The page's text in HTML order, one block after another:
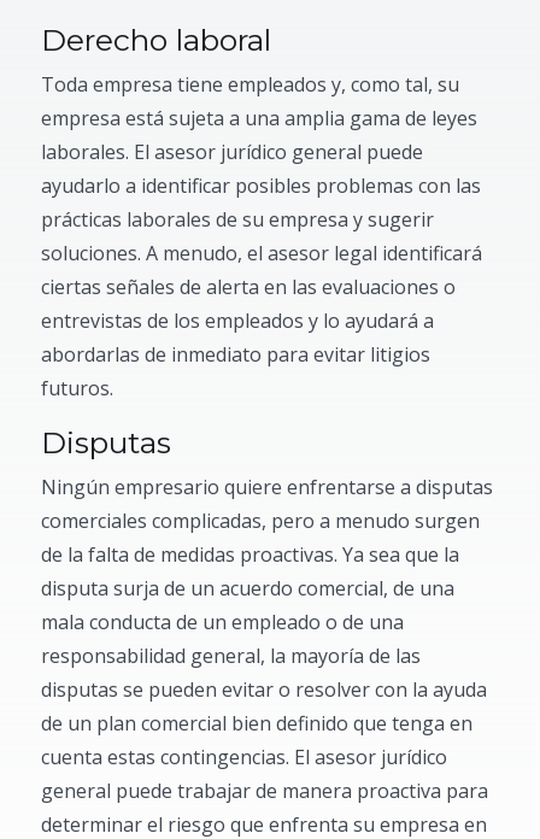
Derecho laboral
Toda empresa tiene empleados y, como tal, su
empresa está sujeta a una amplia gama de leyes
laborales. El asesor jurídico general puede
ayudarlo a identificar posibles problemas con las
prácticas laborales de su empresa y sugerir
soluciones. A menudo, el asesor legal identificará
ciertas señales de alerta en las evaluaciones o
entrevistas de los empleados y lo ayudará a
abordarlas de inmediato para evitar litigios
futuros.
Disputas
Ningún empresario quiere enfrentarse a disputas
comerciales complicadas, pero a menudo surgen
de la falta de medidas proactivas. Ya sea que la
disputa surja de un acuerdo comercial, de una
mala conducta de un empleado o de una
responsabilidad general, la mayoría de las
disputas se pueden evitar o resolver con la ayuda
de un plan comercial bien definido que tenga en
cuenta estas contingencias. El asesor jurídico
general puede trabajar de manera proactiva para
determinar el riesgo que enfrenta su empresa en